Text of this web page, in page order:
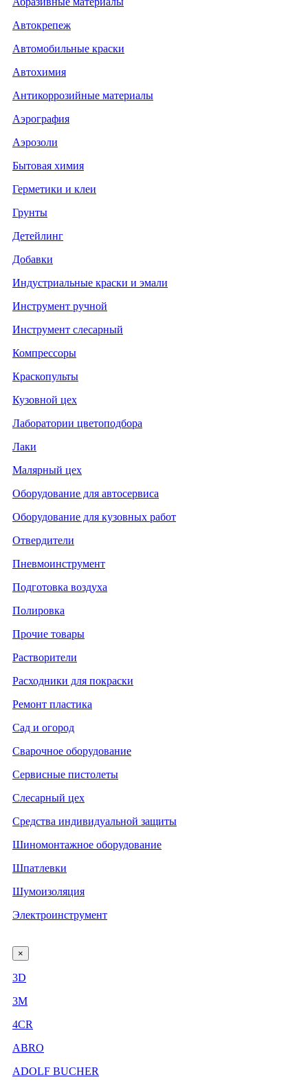
Автокрепеж
Автомобильные краски
Автохимия
Антикоррозийные материалы
Аэрография
Аэрозоли
Бытовая химия
Герметики и клеи
Грунты
Детейлинг
Добавки
Индустриальные краски и эмали
Инструмент ручной
Инструмент слесарный
Компрессоры
Краскопульты
Кузовной цех
Лаборатории цветоподбора
Лаки
Малярный цех
Оборудование для автосервиса
Оборудование для кузовных работ
Отвердители
Пневмоинструмент
Подготовка воздуха
Полировка
Прочие товары
Растворители
Расходники для покраски
Ремонт пластика
Сад и огород
Сварочное оборудование
Сервисные пистолеты
Слесарный цех
Средства индивидуальной защиты
Шиномонтажное оборудование
Шпатлевки
Шумоизоляция
Электроинструмент
×
3D
3М
4CR
ABRO
ADOLF BUCHER